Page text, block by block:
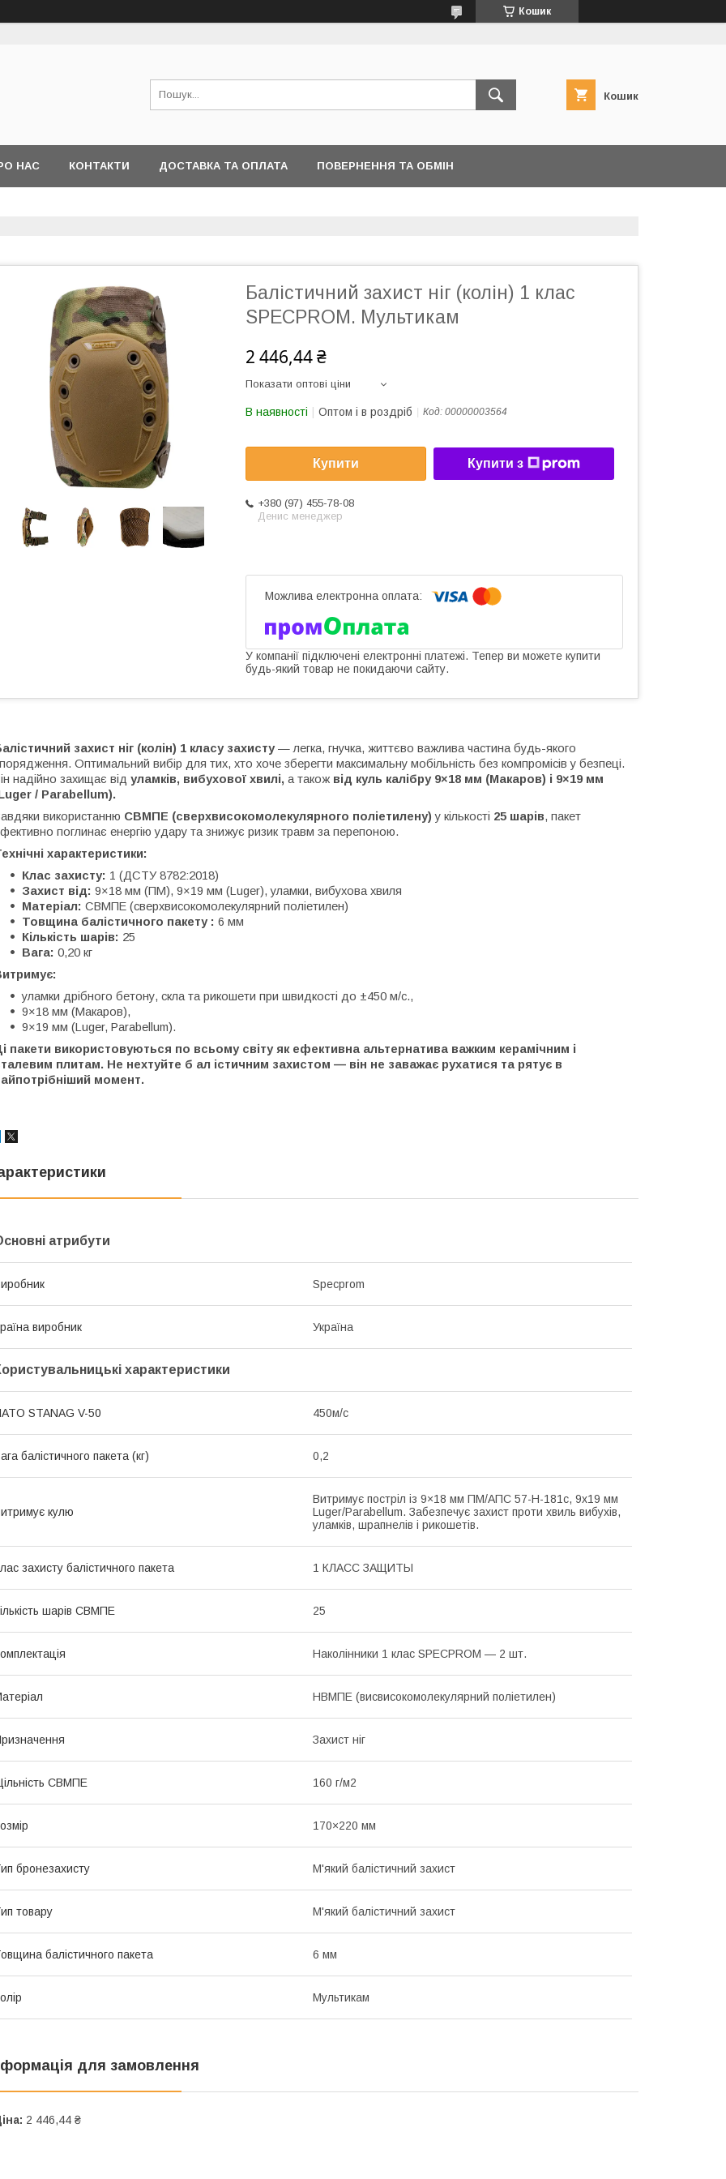
Кошик
Кошик
НАС КОНТАКТИ ДОСТАВКА ТА ОПЛАТА ПОВЕРНЕННЯ ТА ОБМІН
Балістичний захист ніг (колін) 1 клас
SPECPROM. Мультикам
2 446,44 ₴
Показати оптові ціни
В наявності Оптом і в роздріб Код: 00000003564
Купити Купити з
+380 (97) 455-78-08
Денис менеджер
У компанії підключені електронні платежі. Тепер ви можете купити
будь-який товар не покидаючи сайту.
захист ніг (колін) 1 класу захисту — легка, гнучка, життєво важлива частина будь-якого
Оптимальний вибір для тих, хто хоче зберегти максимальну мобільність без компромісів у безпеці.
надійно захищає від уламків, вибухової хвилі, а також від куль калібру 9×18 мм (Макаров) і 9×19 мм
/ Parabellum).
використанню СВМПЕ (сверхвисокомолекулярного поліетилену) у кількості 25 шарів, пакет
поглинає енергію удару та знижує ризик травм за перепоною.
характеристики:
Клас захисту: 1 (ДСТУ 8782:2018)
Захист від: 9×18 мм (ПМ), 9×19 мм (Luger), уламки, вибухова хвиля
Матеріал: СВМПЕ (сверхвисокомолекулярний поліетилен)
Товщина балістичного пакету : 6 мм
Кількість шарів: 25
Вага: 0,20 кг
уламки дрібного бетону, скла та рикошети при швидкості до ±450 м/с.,
9×18 мм (Макаров),
9×19 мм (Luger, Parabellum).
пакети використовуються по всьому світу як ефективна альтернатива важким керамічним і
плитам. Не нехтуйте б ал істичним захистом — він не заважає рухатися та рятує в
момент.
атрибути
Specprom
виробник Україна
характеристики
STANAG V-50 450м/с
балістичного пакета (кг) 0,2
кулю
Витримує постріл із 9×18 мм ПМ/АПС 57-Н-181с, 9х19 мм
Luger/Parabellum. Забезпечує захист проти хвиль вибухів,
уламків, шрапнелів і рикошетів.
захисту балістичного пакета 1 КЛАСС ЗАЩИТЫ
шарів СВМПЕ 25
Наколінники 1 клас SPECPROM — 2 шт.
НВМПЕ (висвисокомолекулярний поліетилен)
Захист ніг
СВМПЕ 160 г/м2
170×220 мм
бронезахисту М'який балістичний захист
товару М'який балістичний захист
балістичного пакета 6 мм
Мультикам
для замовлення
2 446,44 ₴